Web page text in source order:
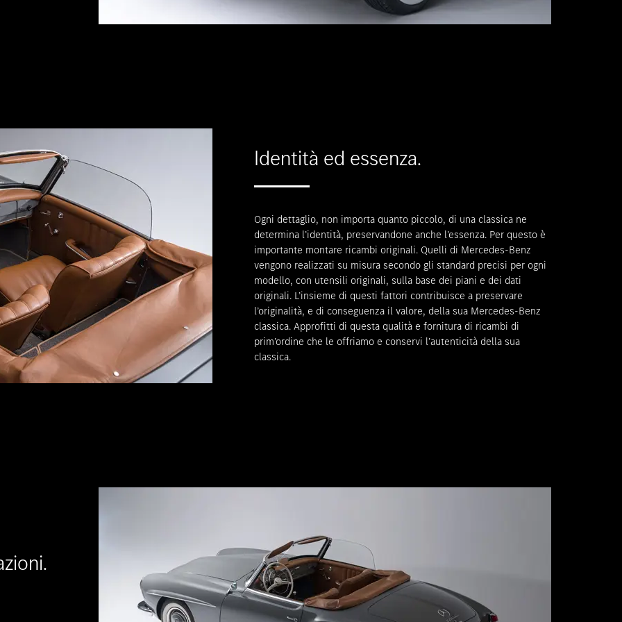
Identità ed essenza.
Ogni dettaglio, non importa quanto piccolo, di una classica ne
determina l’identità, preservandone anche l’essenza. Per questo è
importante montare ricambi originali. Quelli di Mercedes-Benz
vengono realizzati su misura secondo gli standard precisi per ogni
modello, con utensili originali, sulla base dei piani e dei dati
originali. L’insieme di questi fattori contribuisce a preservare
l’originalità, e di conseguenza il valore, della sua Mercedes-Benz
classica. Approfitti di questa qualità e fornitura di ricambi di
prim’ordine che le offriamo e conservi l’autenticità della sua
classica.